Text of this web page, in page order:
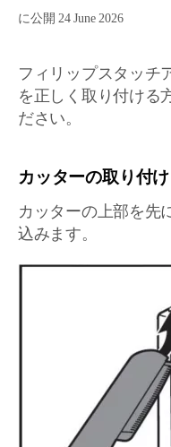
に公開 24 June 2026
フィリップスタッチ
を正しく取り付ける
ださい。
カッターの取り付け
カッターの上部を先
込みます。